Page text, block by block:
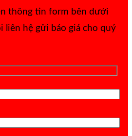
thông tin form bên dưới
liên hệ gửi báo giá cho quý